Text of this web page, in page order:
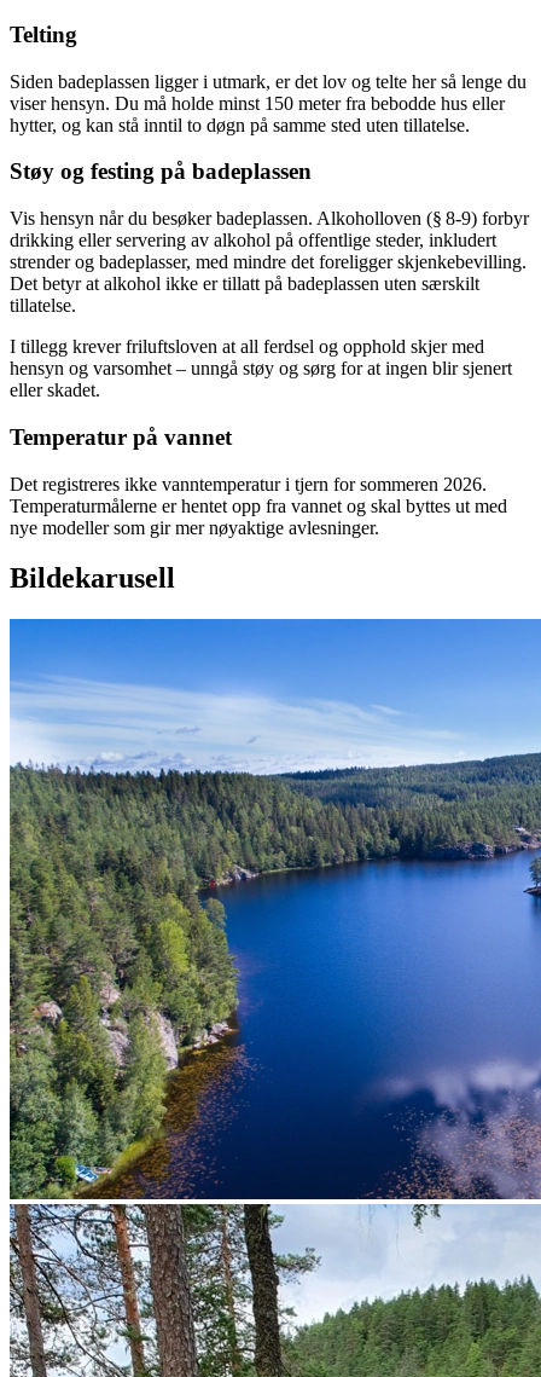
Telting
Siden badeplassen ligger i utmark, er det lov og telte her så lenge du
viser hensyn. Du må holde minst 150 meter fra bebodde hus eller
hytter, og kan stå inntil to døgn på samme sted uten tillatelse.
Støy og festing på badeplassen
Vis hensyn når du besøker badeplassen. Alkoholloven (§ 8-9) forbyr
drikking eller servering av alkohol på offentlige steder, inkludert
strender og badeplasser, med mindre det foreligger skjenkebevilling.
Det betyr at alkohol ikke er tillatt på badeplassen uten særskilt
tillatelse.
I tillegg krever friluftsloven at all ferdsel og opphold skjer med
hensyn og varsomhet – unngå støy og sørg for at ingen blir sjenert
eller skadet.
Temperatur på vannet
Det registreres ikke vanntemperatur i tjern for sommeren 2026.
Temperaturmålerne er hentet opp fra vannet og skal byttes ut med
nye modeller som gir mer nøyaktige avlesninger.
Bildekarusell